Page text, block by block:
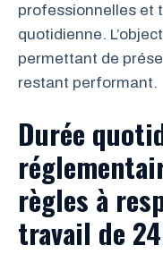
professionnelles et
quotidienne.
permettant de
restant performant.
Durée
règles à
travail de